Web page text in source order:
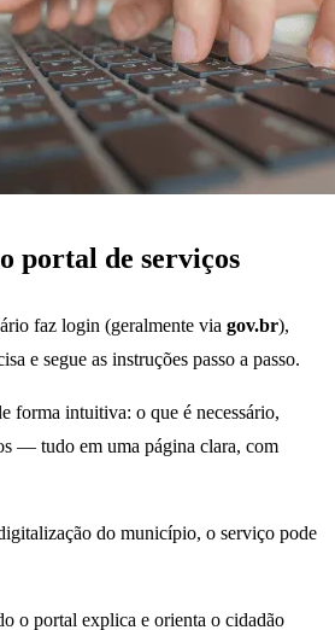
portal de serviços
faz login (geralmente via gov.br),
e segue as instruções passo a passo.
forma intuitiva: o que é necessário,
— tudo em uma página clara, com
do município, o serviço pode
o portal explica e orienta o cidadão